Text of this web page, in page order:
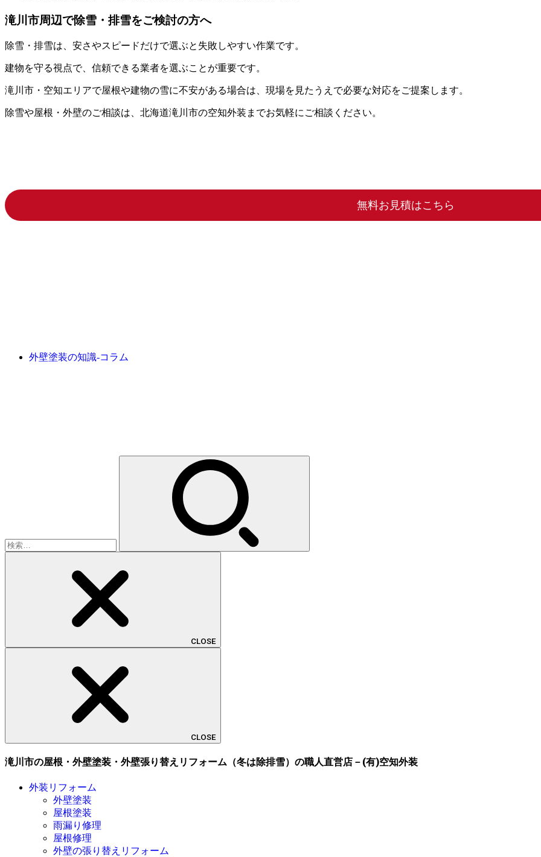
滝川市周辺で除雪・排雪をご検討の方へ
除雪・排雪は、安さやスピードだけで選ぶと失敗しやすい作業です。
建物を守る視点で、信頼できる業者を選ぶことが重要です。
滝川市・空知エリアで屋根や建物の雪に不安がある場合は、現場を見たうえで必要な対応をご提案します。
除雪や屋根・外壁のご相談は、北海道滝川市の空知外装までお気軽にご相談ください。
無料お見積はこちら
外壁塗装の知識-コラム
CLOSE
CLOSE
滝川市の屋根・外壁塗装・外壁張り替えリフォーム（冬は除排雪）の職人直営店－(有)空知外装
外装リフォーム
外壁塗装
屋根塗装
雨漏り修理
屋根修理
外壁の張り替えリフォーム